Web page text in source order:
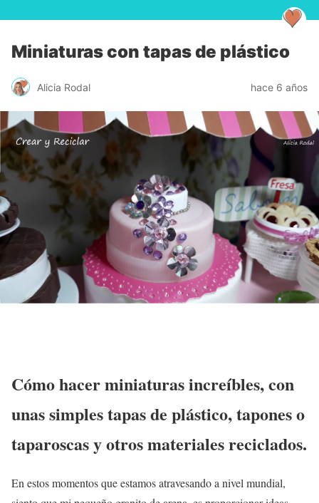
Miniaturas con tapas de plástico
Alicia Rodal hace 6 años
Cómo hacer miniaturas increíbles, con
unas simples tapas de plástico, tapones o
taparoscas y otros materiales reciclados.
En estos momentos que estamos atravesando a nivel mundial,